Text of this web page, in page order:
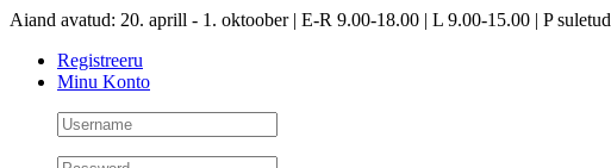
Skip
content
Aiand avatud: 20. aprill - 1. oktoober | E-R 9.00-18.00 | L 9.00-15.00 | P suletud
Registreeru
Minu Konto